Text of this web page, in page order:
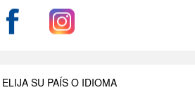
ELIJA SU PAÍS O IDIOMA